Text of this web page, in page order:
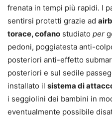
frenata in tempi più rapidi. I
sentirsi protetti grazie ad
torace, cofano studiato per
pedoni, poggiatesta anti-
posteriori anti-effetto
posteriori e sul sedile
installato il sistema di
i seggiolini dei bambini in
eventualmente possibile